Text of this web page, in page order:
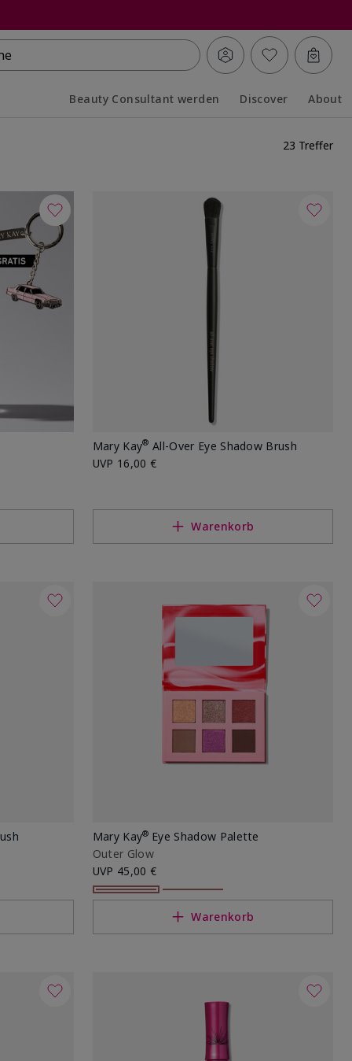
Beauty Consultant werden Discover About
23 Treffer
Mary Kay® All-Over Eye Shadow Brush
UVP 16,00 €
Warenkorb
Mary Kay® Eye Shadow Palette
Outer Glow
UVP 45,00 €
Warenkorb